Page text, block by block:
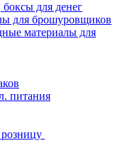
для денег
для брошуровщиков
материалы для
питания